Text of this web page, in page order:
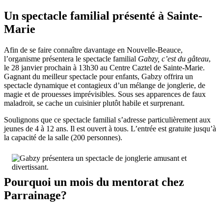
Un spectacle familial présenté à Sainte-
Marie
Afin de se faire connaître davantage en Nouvelle-Beauce,
l’organisme présentera le spectacle familial Gabzy, c’est du gâteau,
le 28 janvier prochain à 13h30 au Centre Caztel de Sainte-Marie.
Gagnant du meilleur spectacle pour enfants, Gabzy offrira un
spectacle dynamique et contagieux d’un mélange de jonglerie, de
magie et de prouesses imprévisibles. Sous ses apparences de faux
maladroit, se cache un cuisinier plutôt habile et surprenant.
Soulignons que ce spectacle familial s’adresse particulièrement aux
jeunes de 4 à 12 ans. Il est ouvert à tous. L’entrée est gratuite jusqu’à
la capacité de la salle (200 personnes).
Pourquoi un mois du mentorat chez
Parrainage?